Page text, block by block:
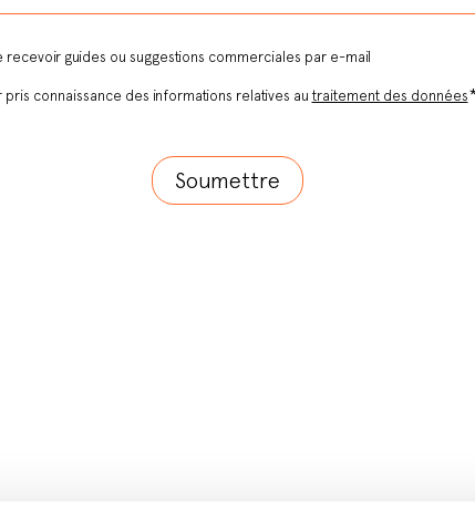
recevoir guides ou suggestions commerciales par e-mail
pris connaissance des informations relatives au traitement des données